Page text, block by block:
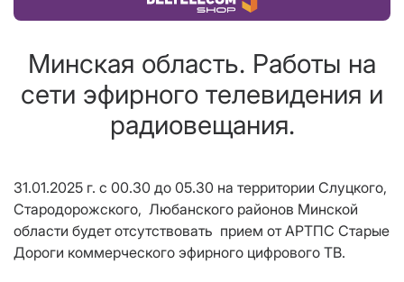
Минская область. Работы на
сети эфирного телевидения и
радиовещания.
31.01.2025 г. с 00.30 до 05.30 на территории Слуцкого,
Стародорожского, Любанского районов Минской
области будетотсутствовать прием от АРТПС Старые
Дороги коммерческого эфирного цифрового ТВ.